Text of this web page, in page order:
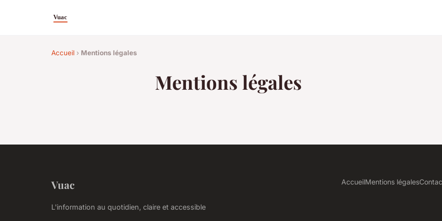
Accueil › Mentions légales
Mentions légales
Vuac
L'information au quotidien, claire et accessible
AccueilMentions légales